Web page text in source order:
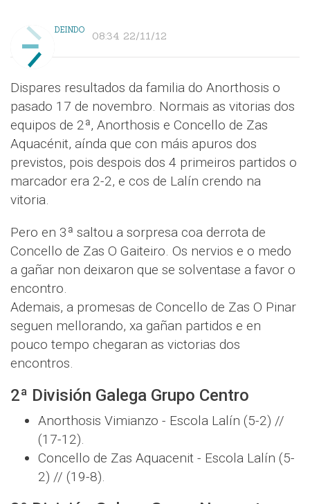
DEINDO 08:34 22/11/12
Dispares resultados da familia do Anorthosis o
pasado 17 de novembro. Normais as vitorias dos
equipos de 2ª, Anorthosis e Concello de Zas
Aquacénit, aínda que con máis apuros dos
previstos, pois despois dos 4 primeiros partidos o
marcador era 2-2, e cos de Lalín crendo na
vitoria.
Pero en 3ª saltou a sorpresa coa derrota de
Concello de Zas O Gaiteiro. Os nervios e o medo
a gañar non deixaron que se solventase a favor o
encontro.
Ademais, a promesas de Concello de Zas O Pinar
seguen mellorando, xa gañan partidos e en
pouco tempo chegaran as victorias dos
encontros.
2ª División Galega Grupo Centro
Anorthosis Vimianzo - Escola Lalín (5-2) //
(17-12).
Concello de Zas Aquacenit - Escola Lalín (5-
2) // (19-8).